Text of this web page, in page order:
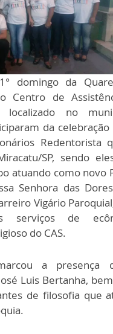
domingo da
Centro de
localizado no
da
Redentorista
SP, sendo
atuando como novo
Senhora das
Vigário
serviços de
do CAS.
a presença
Luis Bertanha,
de filosofia que